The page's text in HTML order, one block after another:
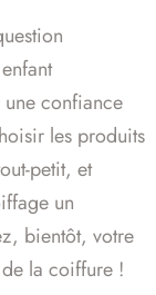
une confiance
les produits
petit, et
un
bientôt, votre
la coiffure !